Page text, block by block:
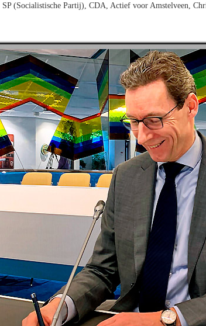
(Socialistische Partij), CDA, Actief voor Amstelveen,